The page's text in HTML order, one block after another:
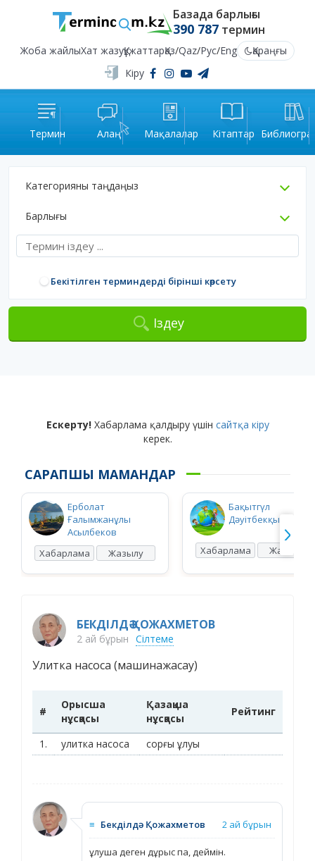
Базада барлығы
390 787термин
Жоба жайлыХат жазуҚұжаттарҚаз/Qaz/Рус/Eng
Қараңғы
Кіру
Термин Алаң Мақалалар Кітаптар
Категорияны таңдаңыз
Барлығы
Бекітілген терминдерді бірінші көрсету
Іздеу
Ескерту!Хабарлама қалдыру үшін сайтқа кіру
керек.
САРАПШЫ МАМАНДАР
Ерболат
Ғалымжанұлы
Асылбеков
Хабарлама
Жазылу
Бақытгүл
Дәуітбекқызы
Хабарлама Жазылу
БЕКДІЛДӘ ҚОЖАХМЕТОВ
2 ай бұрын Сілтеме
Улитка насоса (машинажасау)
#
Орысша
нұсқасы
Қазақша
нұсқасы
Рейтинг
1. улитка насоса сорғы ұлуы
≡ Бекділдә Қожахметов 2 ай бұрын
ұлуша деген дұрыс па, деймін.